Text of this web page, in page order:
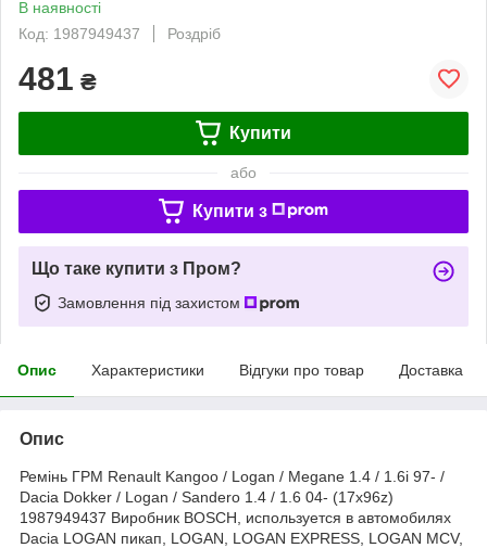
В наявності
Код: 1987949437
Роздріб
481 ₴
Купити
або
Купити з
Що таке купити з Пром?
Замовлення під захистом
Опис Характеристики Відгуки про товар Доставка
Опис
Ремінь ГРМ Renault Kangoo / Logan / Megane 1.4 / 1.6i 97- /
Dacia Dokker / Logan / Sandero 1.4 / 1.6 04- (17x96z)
1987949437 Виробник BOSCH, используется в автомобилях
Dacia LOGAN пикап, LOGAN, LOGAN EXPRESS, LOGAN MCV,